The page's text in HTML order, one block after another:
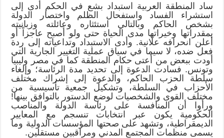
ساد المنطقة العربية استبداد بشع في الحكم أدى إلى
استشراء الفساد واستفحال الظلم واختصار الدولة
بشخص الحاكم وبالتالي استئثاره وعائلته وزبانيته
بمقدراتها وخيراتها مدى الحياة حتى ولو أصبح عاجزاً أو
أعلن انحرافه علانية. وأدى الاستبداد وتداعياته إلى ردة
فعل ضده، لا سيما في سياق عملية التغيير الجارية التي
أودت ببعض من أعتى حكام المنطقة كما في مصر وليبيا
وتونس. فسادت الدعوة إلى تحديد مدة الرئاسة؛ وإلغاء
سلطة الحزب الحاكم، والدعوة إلى إشراك مختلف
الأحزاب في السلطة، وتشكيل جمعية تأسيسية من
مختلف القوى والشخصيات لوضع الدستور بالتوافق بينها!
ورأوا أن المنافسة على رئاسة الدولة والمناصب
الحكومية يكون عبر انتخابات تنسجم مع المعايير
الديمقراطية، وتشهد على صحتها المؤسسات الدولية وما
يسمى منظمات المجتمع المدني ومراقبين مستقلين.